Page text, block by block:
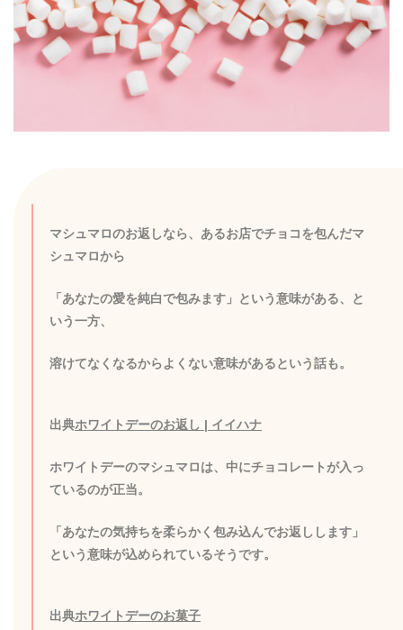
マシュマロのお返しなら、あるお店でチョコを包んだマ
シュマロから
「あなたの愛を純白で包みます」という意味がある、と
いう一方、
溶けてなくなるからよくない意味があるという話も。
出典ホワイトデーのお返し | イイハナ
ホワイトデーのマシュマロは、中にチョコレートが入っ
ているのが正当。
「あなたの気持ちを柔らかく包み込んでお返しします」
という意味が込められているそうです。
出典ホワイトデーのお菓子